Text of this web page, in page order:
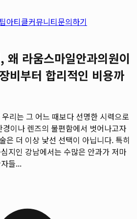
아티클커뮤니티문의하기
왜 라움스마일안과의원이
비부터 합리적인 비용까
리는 그 어느 때보다 선명한 시력으로
이나 렌즈의 불편함에서 벗어나고자
은 더 이상 낯선 선택이 아닙니다. 특히
지인 강남에서는 수많은 안과가 저마
들...